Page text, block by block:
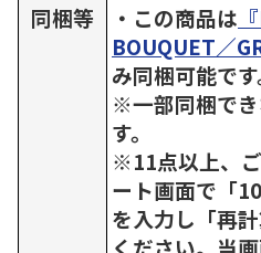
同梱等
・この商品は
BOUQUET／
み同梱可能です
※一部同梱で
す。
※11点以上、
ート画面で「
を入力し「再
ください。当